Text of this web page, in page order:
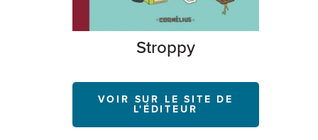
Stroppy
VOIR SUR LE SITE DE
L'ÉDITEUR